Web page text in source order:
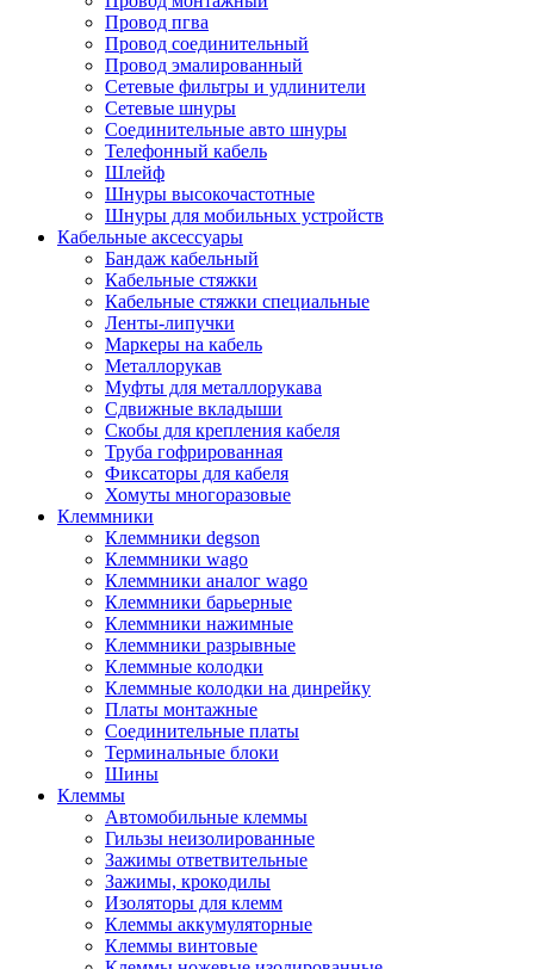
Провод пгва
Провод соединительный
Провод эмалированный
Сетевые фильтры и удлинители
Сетевые шнуры
Соединительные авто шнуры
Телефонный кабель
Шлейф
Шнуры высокочастотные
Шнуры для мобильных устройств
Кабельные аксессуары
Бандаж кабельный
Кабельные стяжки
Кабельные стяжки специальные
Ленты-липучки
Маркеры на кабель
Металлорукав
Муфты для металлорукава
Сдвижные вкладыши
Скобы для крепления кабеля
Труба гофрированная
Фиксаторы для кабеля
Хомуты многоразовые
Клеммники
Клеммники degson
Клеммники wago
Клеммники аналог wago
Клеммники барьерные
Клеммники нажимные
Клеммники разрывные
Клеммные колодки
Клеммные колодки на динрейку
Платы монтажные
Соединительные платы
Терминальные блоки
Шины
Клеммы
Автомобильные клеммы
Гильзы неизолированные
Зажимы ответвительные
Зажимы, крокодилы
Изоляторы для клемм
Клеммы аккумуляторные
Клеммы винтовые